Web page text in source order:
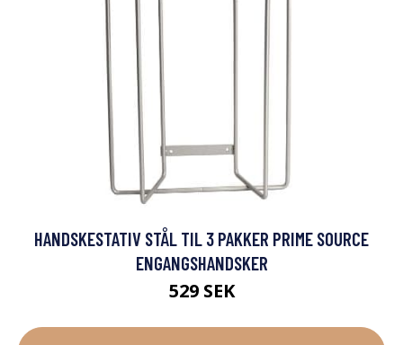
HANDSKESTATIV STÅL TIL 3 PAKKER PRIME SOURCE
ENGANGSHANDSKER
529 SEK